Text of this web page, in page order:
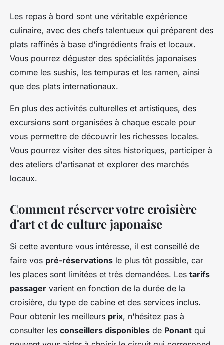
Les repas à bord sont une véritable expérience
culinaire, avec des chefs talentueux qui préparent des
plats raffinés à base d'ingrédients frais et locaux.
Vous pourrez déguster des spécialités japonaises
comme les sushis, les tempuras et les ramen, ainsi
que des plats internationaux.
En plus des activités culturelles et artistiques, des
excursions sont organisées à chaque escale pour
vous permettre de découvrir les richesses locales.
Vous pourrez visiter des sites historiques, participer à
des ateliers d'artisanat et explorer des marchés
locaux.
Comment réserver votre croisière
d'art et de culture japonaise
Si cette aventure vous intéresse, il est conseillé de
faire vos pré-réservations le plus tôt possible, car
les places sont limitées et très demandées. Les tarifs
passager varient en fonction de la durée de la
croisière, du type de cabine et des services inclus.
Pour obtenir les meilleurs prix, n'hésitez pas à
consulter les conseillers disponibles de Ponant qui